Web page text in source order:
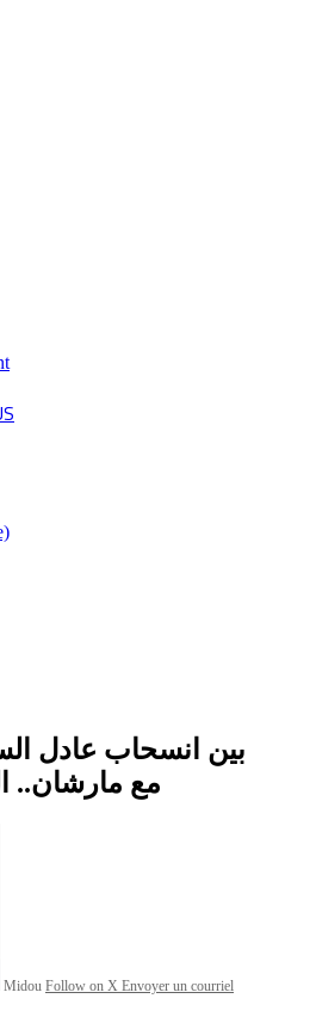
بين انسحاب عادل
مع مارشان..
Midou Follow on X Envoyer un courriel